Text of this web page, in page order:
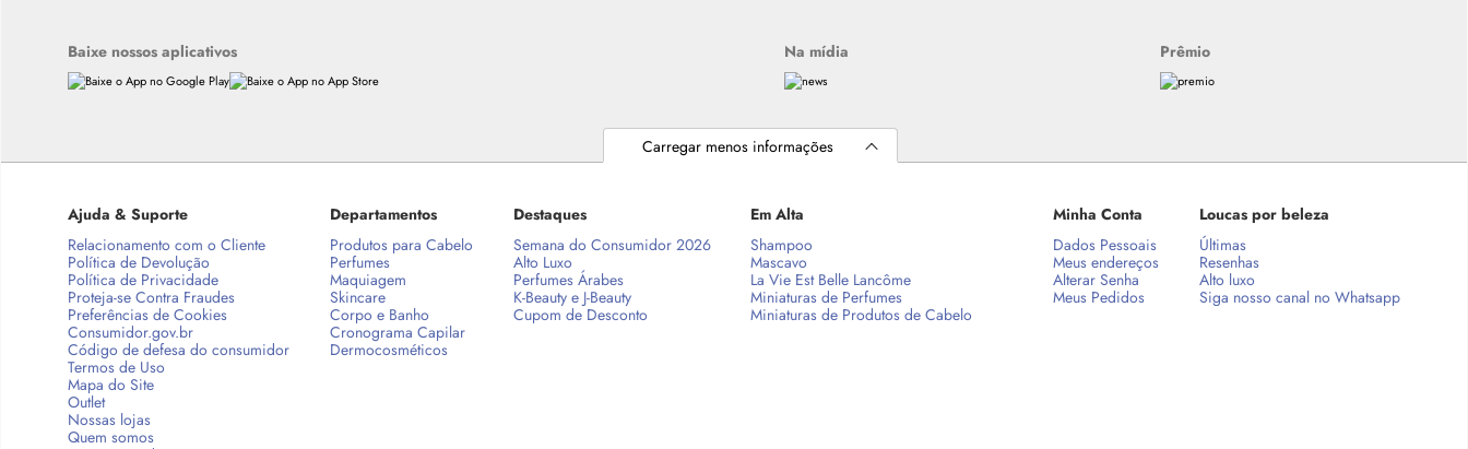
Baixe nossos aplicativos Na mídia Prêmio
Carregar menos informações
Ajuda & Suporte
Relacionamento com o Cliente
Política de Devolução
Política de Privacidade
Proteja-se Contra Fraudes
Preferências de Cookies
Consumidor.gov.br
Código de defesa do consumidor
Termos de Uso
Mapa do Site
Outlet
Nossas lojas
Quem somos
Departamentos
Produtos para Cabelo
Perfumes
Maquiagem
Skincare
Corpo e Banho
Cronograma Capilar
Dermocosméticos
Destaques
Semana do Consumidor 2026
Alto Luxo
Perfumes Árabes
K-Beauty e J-Beauty
Cupom de Desconto
Em Alta
Shampoo
Mascavo
La Vie Est Belle Lancôme
Miniaturas de Perfumes
Miniaturas de Produtos de Cabelo
Minha Conta
Dados Pessoais
Meus endereços
Alterar Senha
Meus Pedidos
Loucas por beleza
Últimas
Resenhas
Alto luxo
Siga nosso canal no Whatsapp